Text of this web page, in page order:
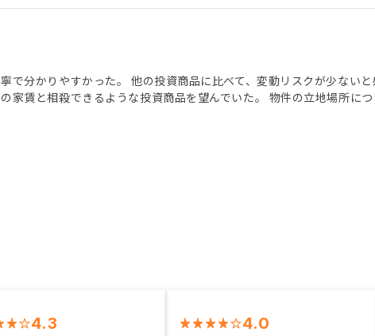
で分かりやすかった。 他の投資商品に比べて、変動リスクが少ない
家賃と相殺できるような投資商品を望んでいた。 物件の立地場所につ
4.3 4.0